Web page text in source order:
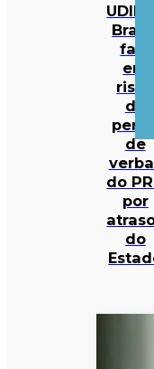
Braga
fala
em
risco
de
perda
de
do
por
do